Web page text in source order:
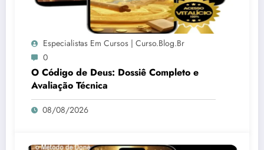
Especialistas Em Cursos | Curso.blog.br
0
O Código de Deus: Dossiê Completo e
Avaliação Técnica
08/08/2026